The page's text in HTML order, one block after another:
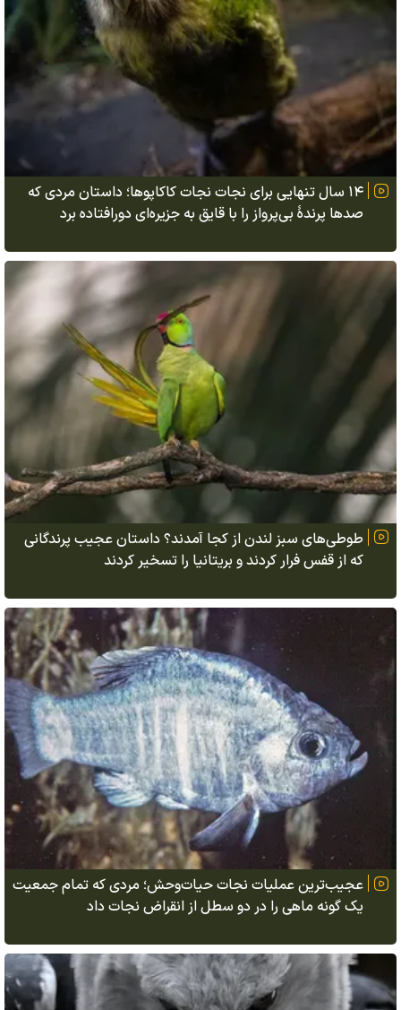
۱۴ سال تنهایی برای نجات نجات کاکاپوها؛ داستان مردی که
صدها پرندهٔ بی‌پرواز را با قایق به جزیره‌ای دورافتاده برد
طوطی‌های سبز لندن از کجا آمدند؟ داستان عجیب پرندگانی
که از قفس فرار کردند و بریتانیا را تسخیر کردند
عجیب‌ترین عملیات نجات حیات‌وحش؛ مردی که تمام جمعیت
یک گونه ماهی را در دو سطل از انقراض نجات داد